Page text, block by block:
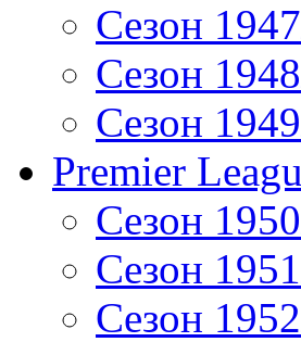
Сезон
Сезон
Сезон
Premier
Сезон
Сезон
Сезон